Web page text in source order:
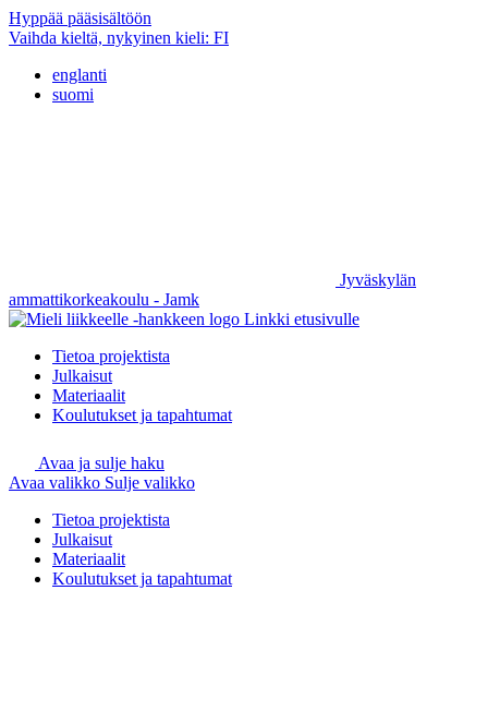
Hyppää pääsisältöön
Vaihda kieltä, nykyinen kieli: FI
englanti
suomi
Jyväskylän
ammattikorkeakoulu - Jamk
Linkki etusivulle
Tietoa projektista
Julkaisut
Materiaalit
Koulutukset ja tapahtumat
Avaa ja sulje haku
Avaa valikko Sulje valikko
Tietoa projektista
Julkaisut
Materiaalit
Koulutukset ja tapahtumat